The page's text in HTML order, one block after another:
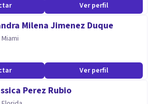
Ver perfil
Milena Jimenez Duque
Miami
Ver perfil
Perez Rubio